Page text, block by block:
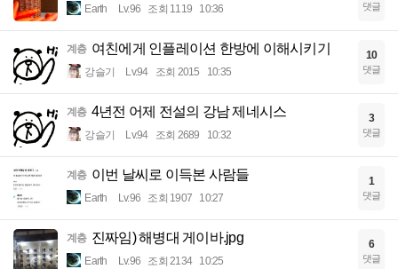
Earth Lv.96 조회 1119 10:36 댓글
계층 여친에게 인플레이션 한방에 이해시키기
강슬기 Lv.94 조회 2015 10:35
10
댓글
계층 4년전 어제 전설의 강남 제네시스
강슬기 Lv.94 조회 2689 10:32
3
댓글
계층 이번 날씨로 이득본 사람들
Earth Lv.96 조회 1907 10:27
1
댓글
계층 진짜임) 해병대 게이바.jpg
Earth Lv.96 조회 2134 10:25
6
댓글